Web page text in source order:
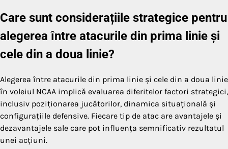
Care sunt considerațiile strategice pentru
alegerea între atacurile din prima linie și
cele din a doua linie?
Alegerea între atacurile din prima linie și cele din a doua linie
în voleiul NCAA implică evaluarea diferitelor factori strategici,
inclusiv poziționarea jucătorilor, dinamica situațională și
configurațiile defensive. Fiecare tip de atac are avantajele și
dezavantajele sale care pot influența semnificativ rezultatul
unei acțiuni.